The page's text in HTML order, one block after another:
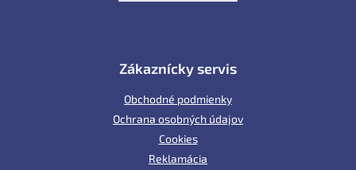
Zákaznícky servis
Obchodné podmienky
Ochrana osobných údajov
Cookies
Reklamácia